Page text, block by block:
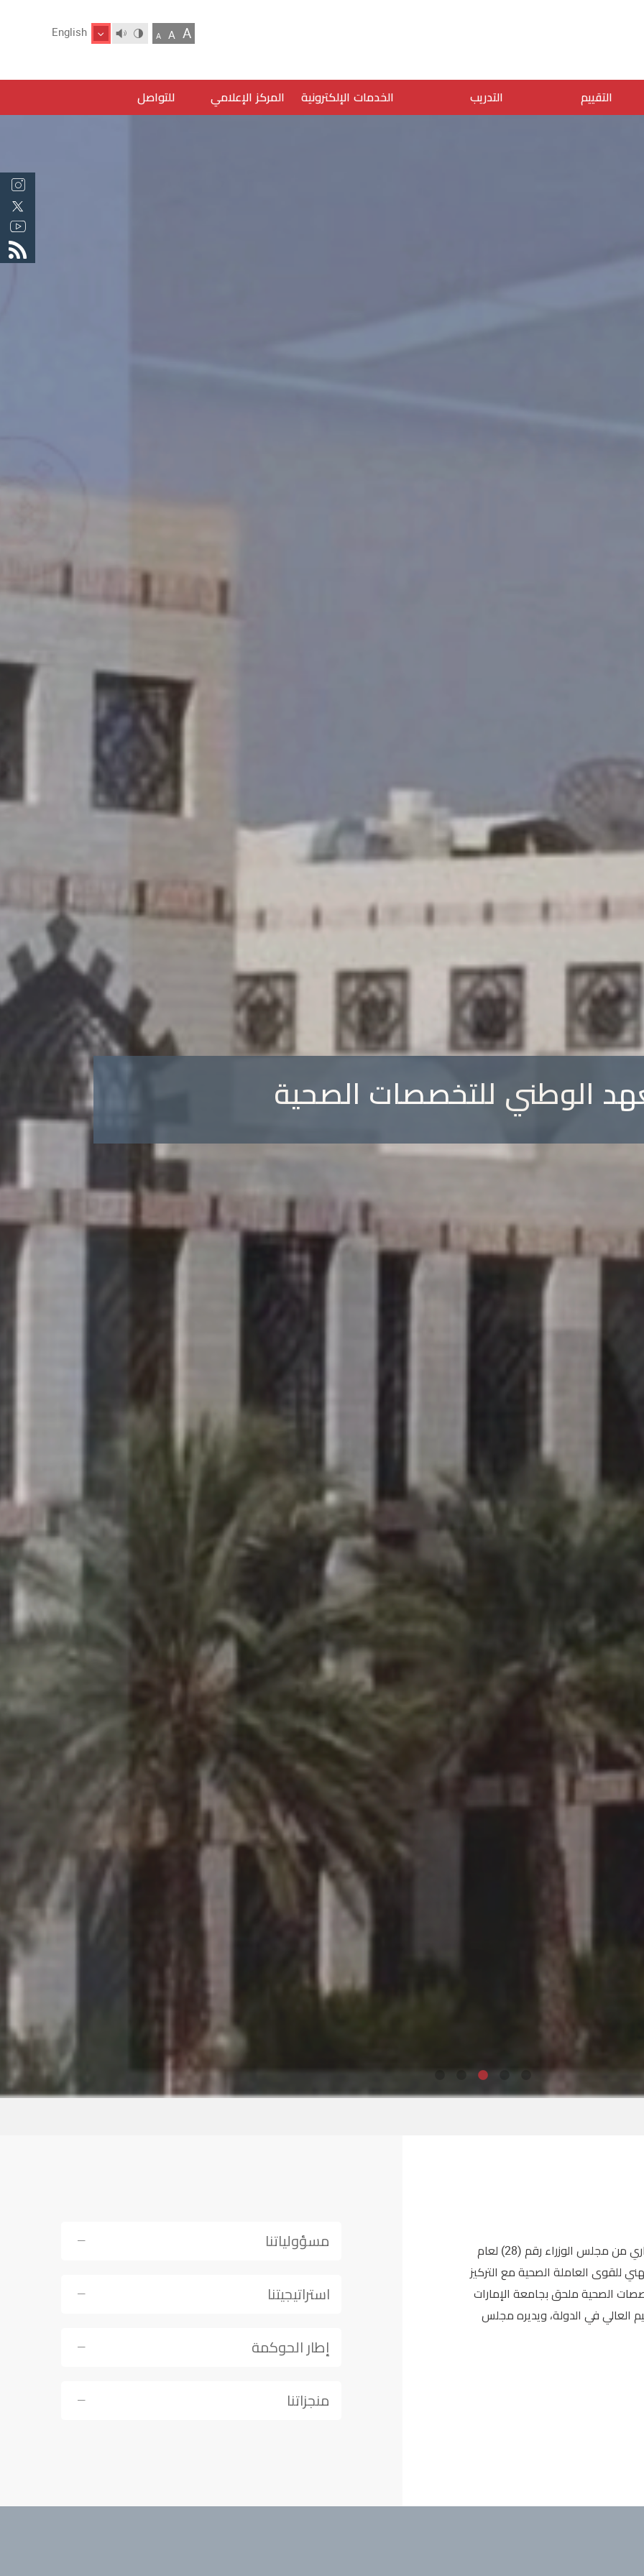
A A A
English
التقييم التدريب الخدمات الإلكترونية المركز الإعلامي للتواصل
الإماراتي الرابع للتعليم الطبي
الوطني للتخصصات الصحية
تأسس المعهد الوطني للتخصصات الصحية بموجب قرار وزاري من مجلس الوزراء رقم (28) لعام
للقوى العاملة الصحية مع التركيز
الصحية ملحق بجامعة الإمارات
العالي في الدولة، ويديره مجلس
مسؤولياتنا
استراتيجيتنا
إطار الحوكمة
منجزاتنا